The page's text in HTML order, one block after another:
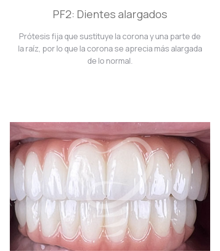
PF2: Dientes alargados
Prótesis fija que sustituye la corona y una parte de
la raíz, por lo que la corona se aprecia más alargada
de lo normal.